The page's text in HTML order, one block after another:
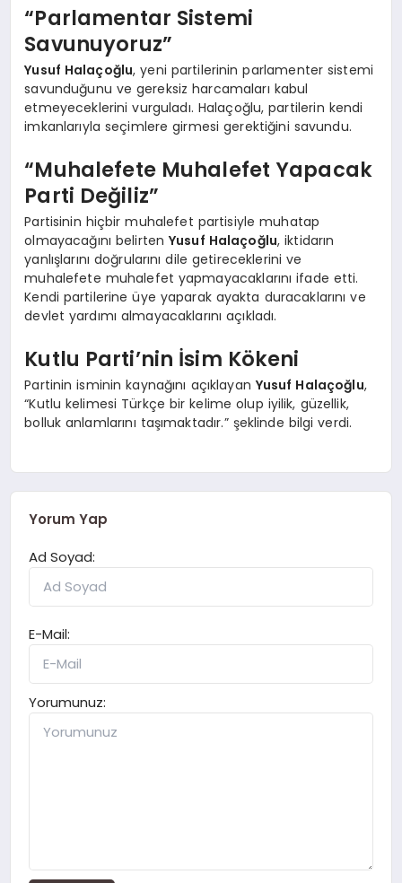
“Parlamentar Sistemi
Savunuyoruz”
Yusuf Halaçoğlu, yeni partilerinin parlamenter sistemi
savunduğunu ve gereksiz harcamaları kabul
etmeyeceklerini vurguladı. Halaçoğlu, partilerin kendi
imkanlarıyla seçimlere girmesi gerektiğini savundu.
“Muhalefete Muhalefet Yapacak
Parti Değiliz”
Partisinin hiçbir muhalefet partisiyle muhatap
olmayacağını belirtenYusuf Halaçoğlu, iktidarın
yanlışlarını doğrularını dile getireceklerini ve
muhalefete muhalefet yapmayacaklarını ifade etti.
Kendi partilerine üye yaparak ayakta duracaklarını ve
devlet yardımı almayacaklarını açıkladı.
Kutlu Parti’nin İsim Kökeni
Partinin isminin kaynağını açıklayan Yusuf Halaçoğlu,
“Kutlu kelimesi Türkçe bir kelime olup iyilik, güzellik,
bolluk anlamlarını taşımaktadır.” şeklinde bilgi verdi.
Yorum Yap
Ad Soyad:
E-Mail:
Yorumunuz: